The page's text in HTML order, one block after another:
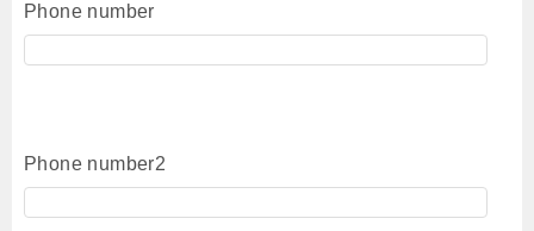
Phone number
Phone number2